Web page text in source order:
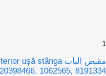
1
1062565, 8191334